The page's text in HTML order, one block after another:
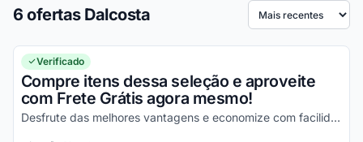
6 ofertas Dalcosta Ordenar por
Verificado
Compre itens dessa seleção e aproveite
com Frete Grátis agora mesmo!
Desfrute das melhores vantagens e economize com facilidade nas suas compras!